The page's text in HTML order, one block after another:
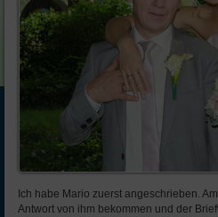
Ich habe Mario zuerst angeschrieben.
Antwort von ihm bekommen und der